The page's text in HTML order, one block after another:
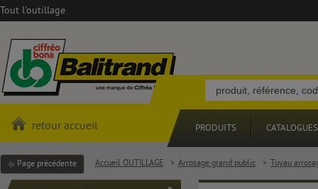
Tout l'outillage
retour accueil PRODUITS CATALOGUES
Page précédente Accueil OUTILLAGE > Arrosage grand public > Tuyau